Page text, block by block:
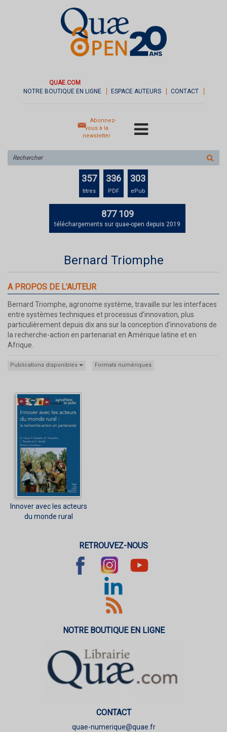
QUAE.COM
NOTRE BOUTIQUE EN LIGNE
ESPACE AUTEURS CONTACT
Abonnez-
vous à la
newsletter
sur
le
357
titres
336
PDF
303
ePub
877 109
téléchargements sur quae-open depuis 2019
Bernard Triomphe
A PROPOS DE L'AUTEUR
Bernard Triomphe, agronome système, travaille sur les interfaces
entre systèmes techniques et processus d'innovation, plus
particulièrement depuis dix ans sur la conception d’innovations de
la recherche-action en partenariat en Amérique latine et en
Afrique.
Publications disponibles Formats numériques
Innover avec les acteurs
du monde rural
RETROUVEZ-NOUS
NOTRE BOUTIQUE EN LIGNE
CONTACT
quae-numerique@quae.fr